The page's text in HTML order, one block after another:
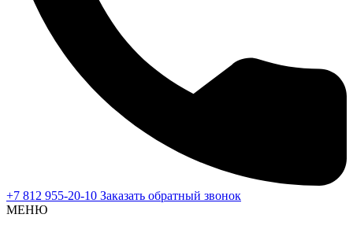
+7 812 955-20-10 Заказать обратный звонок
МЕНЮ